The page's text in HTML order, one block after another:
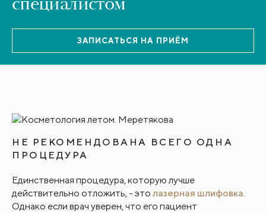
ЗАПИСАТЬСЯ НА ПРИЁМ
НЕ РЕКОМЕНДОВАНА ВСЕГО ОДНА
ПРОЦЕДУРА
Единственная процедура, которую лучше
действительно отложить, - это лазерная шлифовка.
Однако если врач уверен, что его пациент